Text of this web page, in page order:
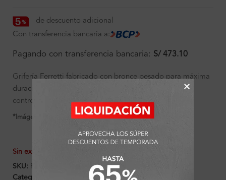
de descuento adicional
Con transferencia bancaria a:
Pagando con transferencia bancaria: S/ 473.10
Grifería Ferretti fabricado con bronce pesado para máxima
duración, con un práctico diseño de palanca para fácil
control de flujo.
*Imágenes referenciales
Sin existencias
SKU: FA14931
Categorías:
Cocina , Cocina